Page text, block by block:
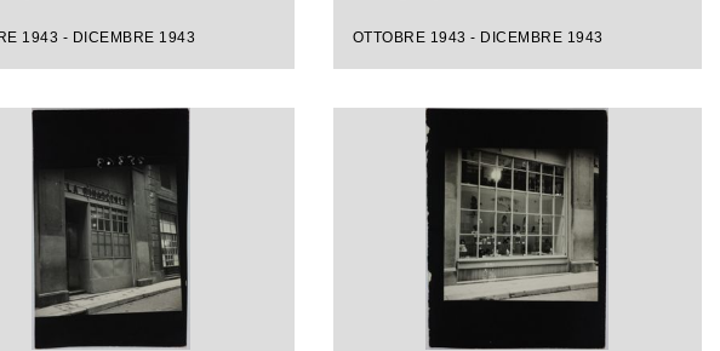
1943 - DICEMBRE 1943 OTTOBRE 1943 - DICEMBRE 1943